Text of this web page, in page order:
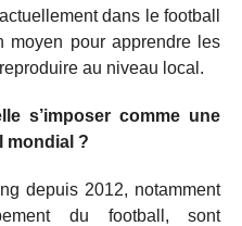
dans le football
moyen pour apprendre les
au niveau local.
s’imposer comme une
mondial ?
depuis 2012, notamment
du football, sont